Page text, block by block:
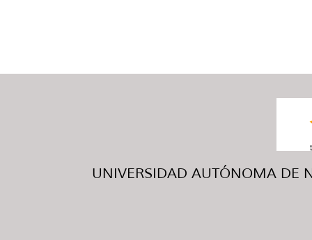
UNIVERSIDAD AUTÓNOMA DE